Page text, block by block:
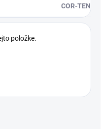
COR-TEN
položke.